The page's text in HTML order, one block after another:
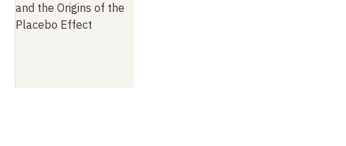
and the Origins of the
Placebo Effect